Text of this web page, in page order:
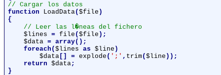
function
LoadData( $file )
{
// Leer las l�neas del fichero
$lines = file ( $file );
$data = array();
    foreach(
$lines as $line )
$data [] = explode ( ';' , trim( $line ));
    return
$data;
}